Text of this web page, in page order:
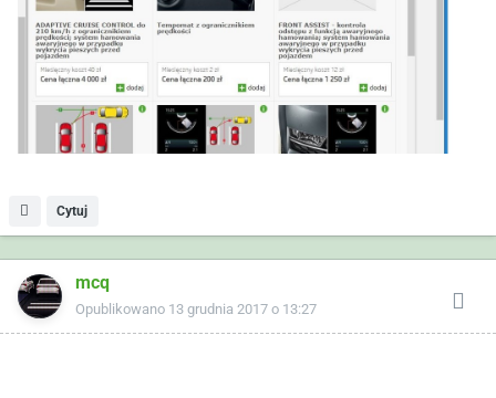
Cytuj
mcq
Opublikowano 13 grudnia 2017 o 13:27